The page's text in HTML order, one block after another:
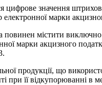
цифрове значення
марки
містити
марки акцизного
продукції, що
при її відкупорюванні